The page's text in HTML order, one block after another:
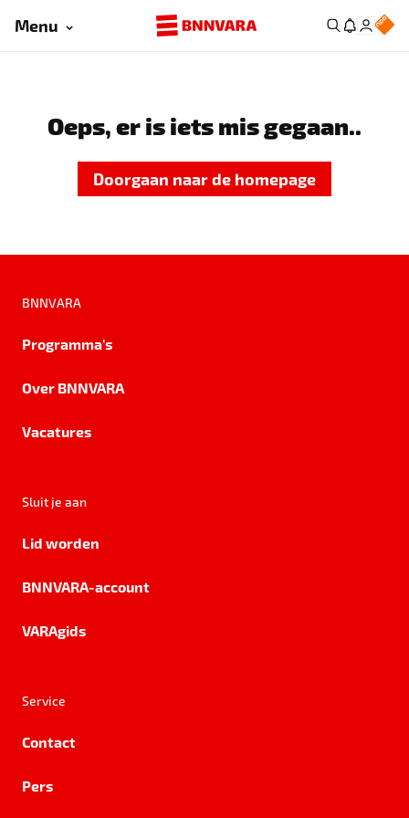
Menu
Oeps, er is iets mis gegaan..
Doorgaan naar de homepage
BNNVARA
Programma's
Over BNNVARA
Vacatures
Sluit je aan
Lid worden
BNNVARA-account
VARAgids
Service
Contact
Pers